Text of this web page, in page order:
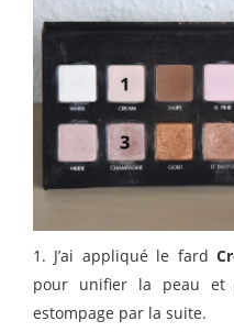
1. J’ai appliqué le fard
pour unifier la peau et
estompage par la suite.